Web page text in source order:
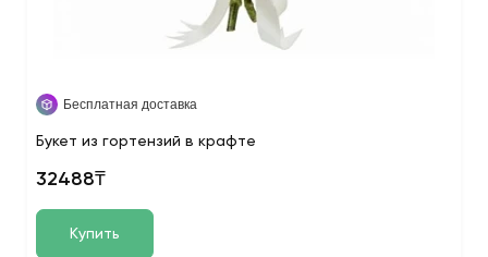
Бесплатная доставка
Букет из гортензий в крафте
32488₸
Купить